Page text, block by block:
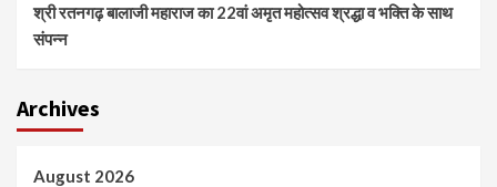
श्री रतनगढ़ बालाजी महाराज का 22वां अमृत महोत्सव श्रद्धा व भक्ति के साथ
संपन्न
Archives
August 2026